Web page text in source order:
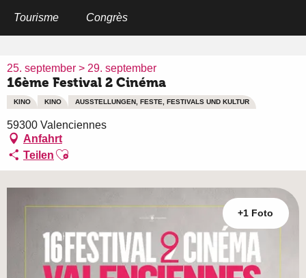
Tourisme Congrès
25. september > 29. september
16ème Festival 2 Cinéma
KINO KINO AUSSTELLUNGEN, FESTE, FESTIVALS UND KULTUR
59300 Valenciennes
Anfahrt
Teilen Ajouter aux favoris
+1 Foto